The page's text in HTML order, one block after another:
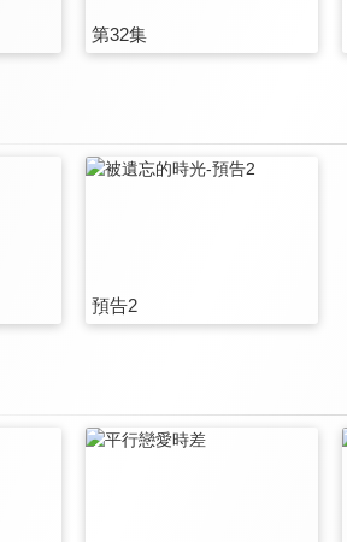
第32集
預告2